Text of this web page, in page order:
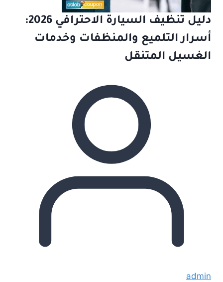
دليل تنظيف السيارة الاحترافي 2026:
أسرار التلميع والمنظفات وخدمات
الغسيل المتنقل
admin